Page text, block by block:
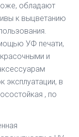
обладают
к выцветанию
УФ печати,
и
эксплуатации, в
, по